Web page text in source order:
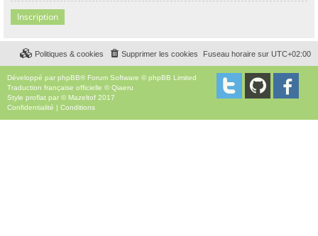
Inscription
Fuseau horaire sur UTC+02:00
Supprimer les cookies
Politiques & cookies
Développé par phpBB® Forum Software © phpBB Limited
Traduction française officielle ©Qiaeru
Style proflat par © Mazeltof 2017
Confidentialité | Conditions